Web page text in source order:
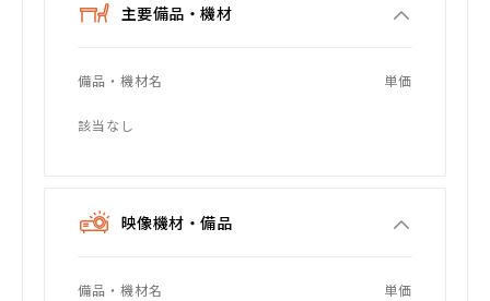
主要備品・機材
備品・機材名 単価
該当なし
映像機材・備品
備品・機材名 単価